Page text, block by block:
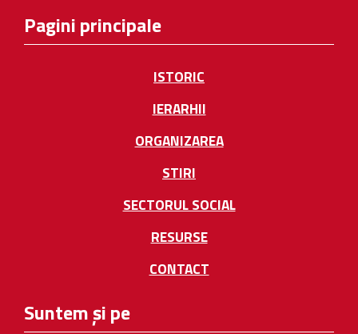
Pagini principale
ISTORIC
IERARHII
ORGANIZAREA
STIRI
SECTORUL SOCIAL
RESURSE
CONTACT
Suntem și pe